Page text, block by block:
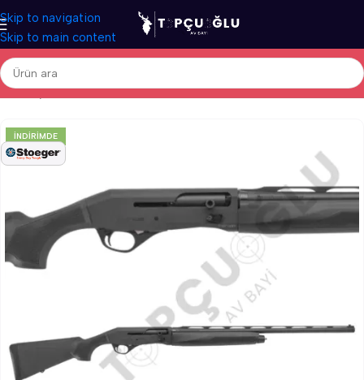
Skip to navigation
Skip to main content
Ana Sayfa/Av Tüfekleri/Yerli Av Tüfekleri/Otomatik Av Tüfekleri
İNDIRIMDE